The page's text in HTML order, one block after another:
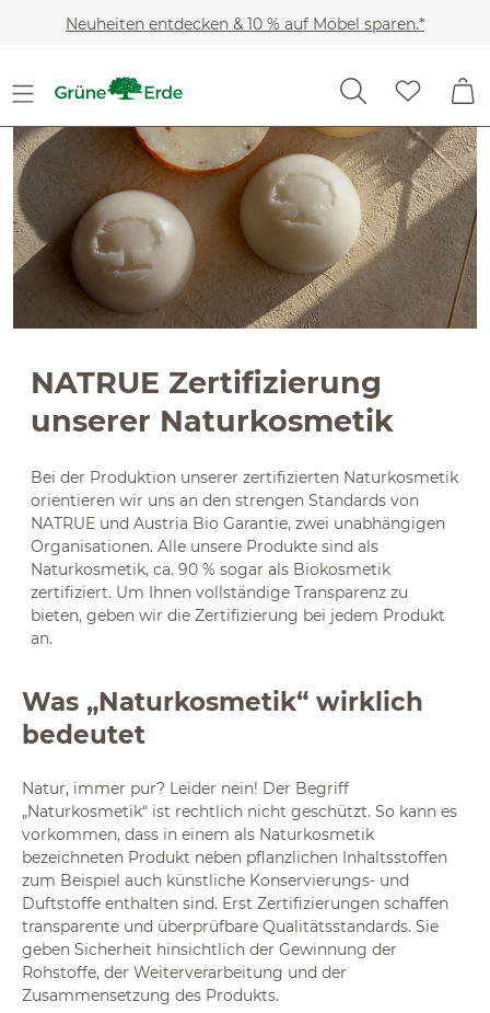
Zum Hauptinhalt springen
Neuheiten entdecken & 10 % auf Möbel sparen.*
NATRUE Zertifizierung
unserer Naturkosmetik
Bei der Produktion unserer zertifizierten Naturkosmetik
orientieren wir uns an den strengen Standards von
NATRUE und Austria Bio Garantie, zwei unabhängigen
Organisationen. Alle unsere Produkte sind als
Naturkosmetik, ca. 90 % sogar als Biokosmetik
zertifiziert. Um Ihnen vollständige Transparenz zu
bieten, geben wir die Zertifizierung bei jedem Produkt
an.
Was „Naturkosmetik“ wirklich
bedeutet
Natur, immer pur? Leider nein! Der Begriff
„Naturkosmetik“ ist rechtlich nicht geschützt. So kann es
vorkommen, dass in einem als Naturkosmetik
bezeichneten Produkt neben pflanzlichen Inhaltsstoffen
zum Beispiel auch künstliche Konservierungs- und
Duftstoffe enthalten sind. Erst Zertifizierungen schaffen
transparente und überprüfbare Qualitätsstandards. Sie
geben Sicherheit hinsichtlich der Gewinnung der
Rohstoffe, der Weiterverarbeitung und der
Zusammensetzung des Produkts.